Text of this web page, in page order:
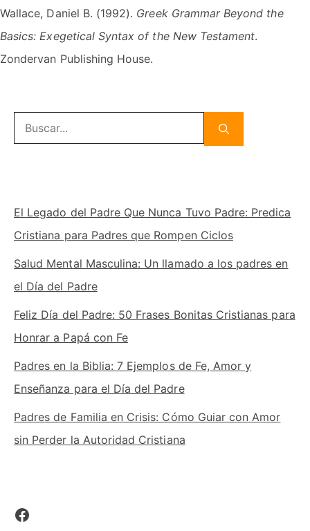
Wallace, Daniel B. (1992). Greek Grammar Beyond the
Basics: Exegetical Syntax of the New Testament.
Zondervan Publishing House.
Buscar:
El Legado del Padre Que Nunca Tuvo Padre: Predica
Cristiana para Padres que Rompen Ciclos
Salud Mental Masculina: Un llamado a los padres en
el Día del Padre
Feliz Día del Padre: 50 Frases Bonitas Cristianas para
Honrar a Papá con Fe
Padres en la Biblia: 7 Ejemplos de Fe, Amor y
Enseñanza para el Día del Padre
Padres de Familia en Crisis: Cómo Guiar con Amor
sin Perder la Autoridad Cristiana
Facebook